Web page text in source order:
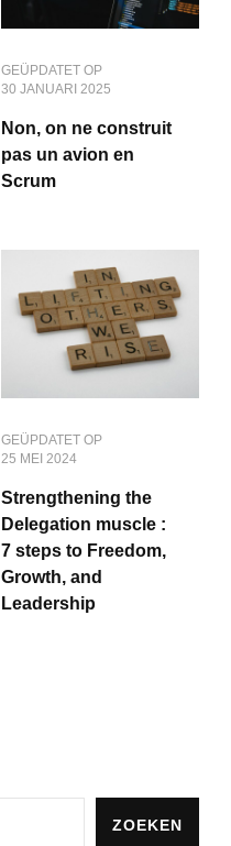
GEÜPDATET OP
30 JANUARI 2025
Non, on ne construit
pas un avion en
Scrum
GEÜPDATET OP
25 MEI 2024
Strengthening the
Delegation muscle :
7 steps to Freedom,
Growth, and
Leadership
ZOEKEN